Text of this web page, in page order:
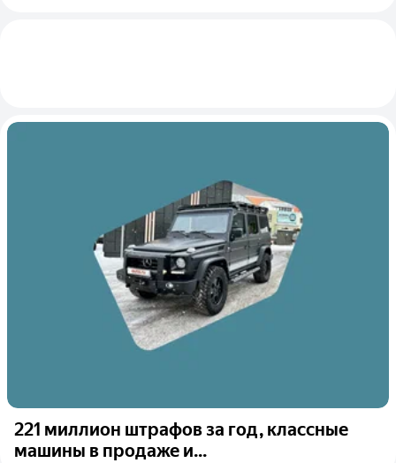
221 миллион штрафов за год, классные
машины в продаже и...